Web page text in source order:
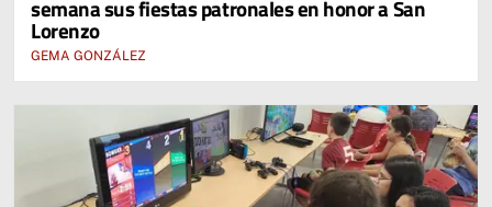
semana sus fiestas patronales en honor a San
Lorenzo
GEMA GONZÁLEZ